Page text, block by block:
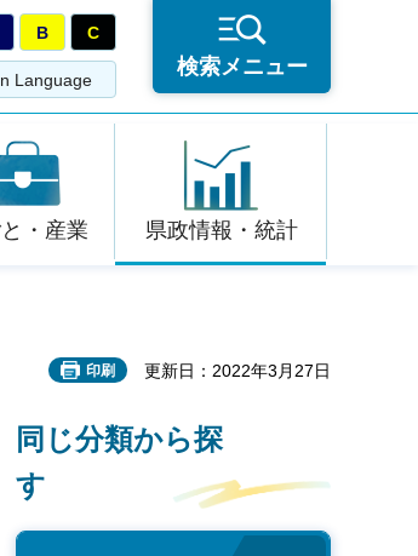
B C
Language
検索メニュー
・産業 県政情報・統計
印刷 更新日：2022年3月27日
同じ分類から探
す